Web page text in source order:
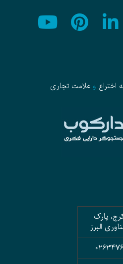
اختراع وعلامت تجاری
پارک
البرز